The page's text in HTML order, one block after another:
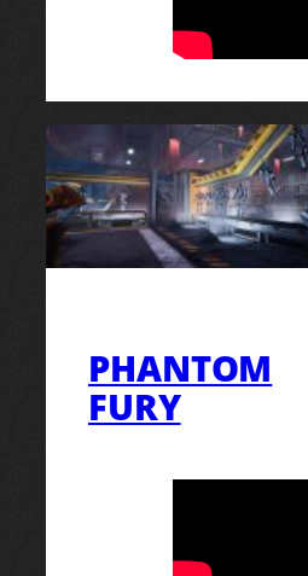
PHANTOM
FURY